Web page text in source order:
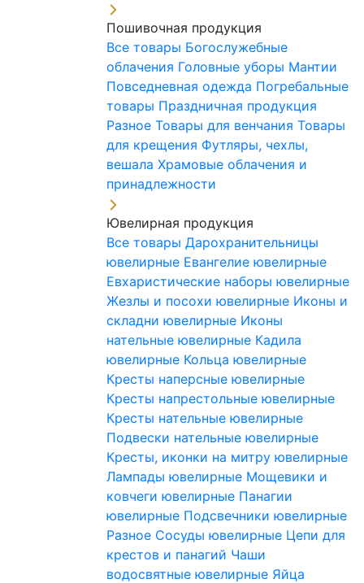
Пошивочная продукция
Все товары Богослужебные
облачения Головные уборы Мантии
Повседневная одежда Погребальные
товары Праздничная продукция
Разное Товары для венчания Товары
для крещения Футляры, чехлы,
вешала Храмовые облачения и
принадлежности
Ювелирная продукция
Все товары Дарохранительницы
ювелирные Евангелие ювелирные
Евхаристические наборы ювелирные
Жезлы и посохи ювелирные Иконы и
складни ювелирные Иконы
нательные ювелирные Кадила
ювелирные Кольца ювелирные
Кресты наперсные ювелирные
Кресты напрестольные ювелирные
Кресты нательные ювелирные
Подвески нательные ювелирные
Кресты, иконки на митру ювелирные
Лампады ювелирные Мощевики и
ковчеги ювелирные Панагии
ювелирные Подсвечники ювелирные
Разное Сосуды ювелирные Цепи для
крестов и панагий Чаши
водосвятные ювелирные Яйца